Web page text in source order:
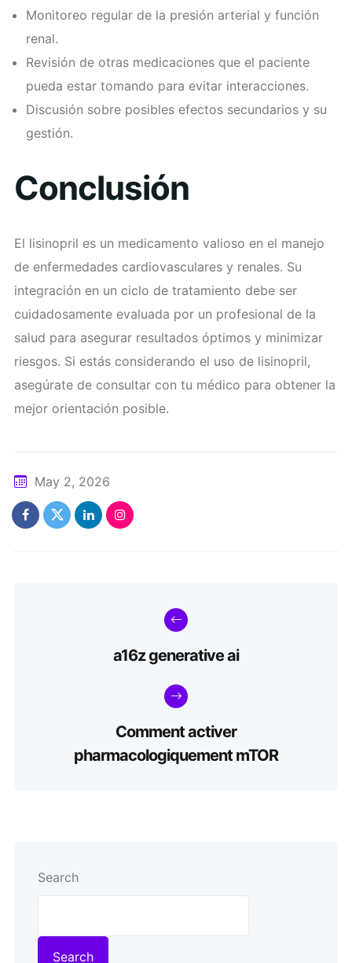
Monitoreo regular de la presión arterial y función
renal.
Revisión de otras medicaciones que el paciente
pueda estar tomando para evitar interacciones.
Discusión sobre posibles efectos secundarios y su
gestión.
Conclusión
El lisinopril es un medicamento valioso en el manejo
de enfermedades cardiovasculares y renales. Su
integración en un ciclo de tratamiento debe ser
cuidadosamente evaluada por un profesional de la
salud para asegurar resultados óptimos y minimizar
riesgos. Si estás considerando el uso de lisinopril,
asegúrate de consultar con tu médico para obtener la
mejor orientación posible.
May 2, 2026
a16z generative ai
Comment activer
pharmacologiquement mTOR
Search
Search